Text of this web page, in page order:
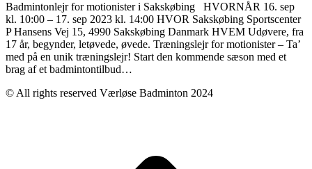
Badmintonlejr for motionister i Sakskøbing HVORNÅR 16. sep
kl. 10:00 – 17. sep 2023 kl. 14:00 HVOR Sakskøbing Sportscenter
P Hansens Vej 15, 4990 Sakskøbing Danmark HVEM Udøvere, fra
17 år, begynder, letøvede, øvede. Træningslejr for motionister – Ta’
med på en unik træningslejr! Start den kommende sæson med et
brag af et badmintontilbud…
© All rights reserved Værløse Badminton 2024